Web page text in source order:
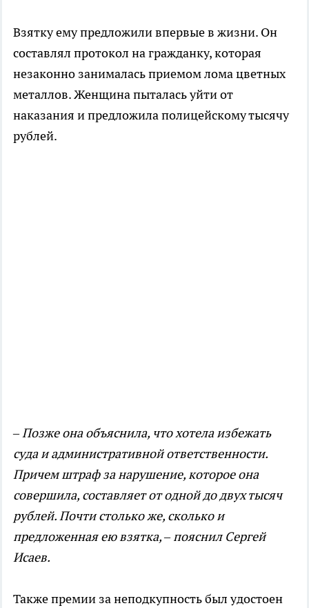
Взятку ему предложили впервые в жизни. Он
составлял протокол на гражданку, которая
незаконно занималась приемом лома цветных
металлов. Женщина пыталась уйти от
наказания и предложила полицейскому тысячу
рублей.
– Позже она объяснила, что хотела избежать
суда и административной ответственности.
Причем штраф за нарушение, которое она
совершила, составляет от одной до двух тысяч
рублей. Почти столько же, сколько и
предложенная ею взятка, – пояснил Сергей
Исаев.
Также премии за неподкупность был удостоен